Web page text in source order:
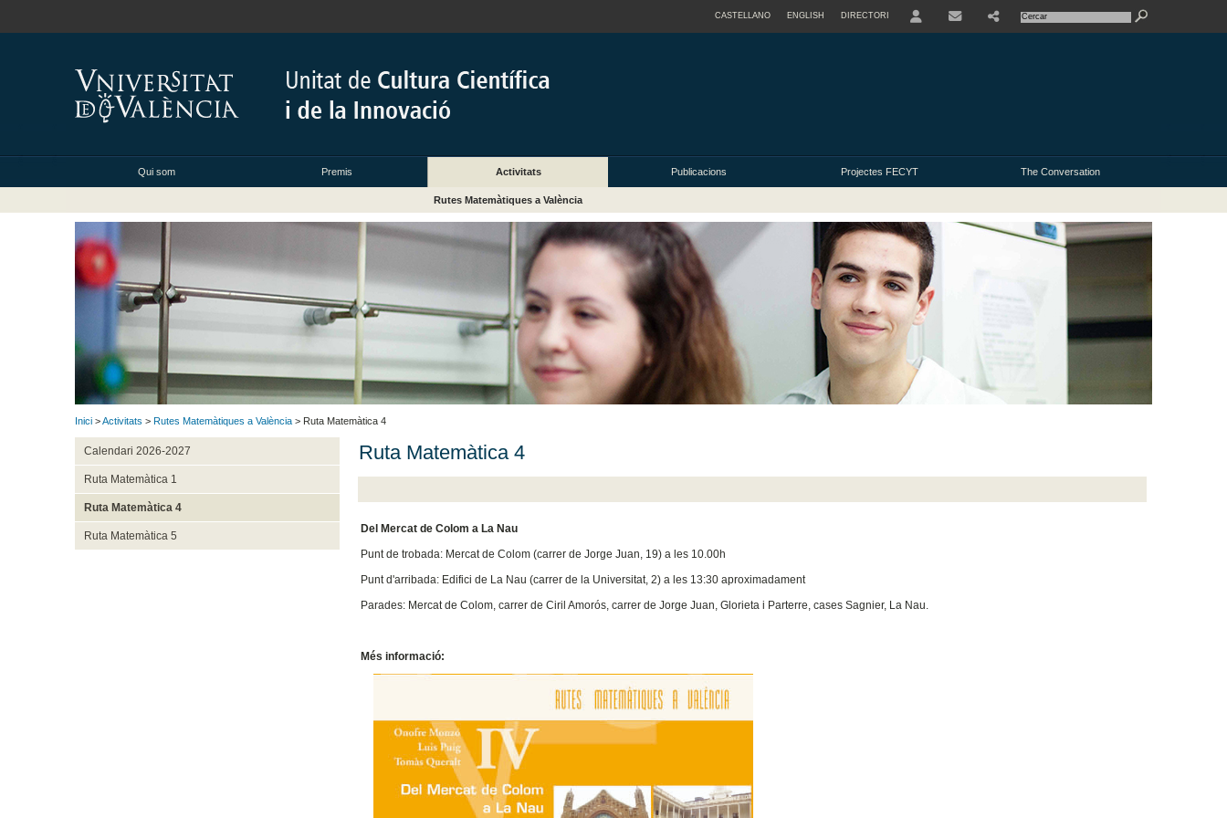
CASTELLANO ENGLISH DIRECTORI
Qui som Premis Activitats Publicacions Projectes FECYT The Conversation
Rutes Matemàtiques a València
Inici >Activitats > Rutes Matemàtiques a València > Ruta Matemàtica 4
Calendari 2026-2027
Ruta Matemàtica 1
Ruta Matemàtica 4
Ruta Matemàtica 5
Ruta Matemàtica 4
Del Mercat de Colom a La Nau
Punt de trobada: Mercat de Colom (carrer de Jorge Juan, 19) a les 10.00h
Punt d'arribada: Edifici de La Nau (carrer de la Universitat, 2) a les 13:30 aproximadament
Parades: Mercat de Colom, carrer de Ciril Amorós, carrer de Jorge Juan, Glorieta i Parterre, cases Sagnier, La Nau.
Més informació: